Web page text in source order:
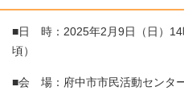
■日 時：2025年2月9日（日）14
頃）
■会 場：府中市市民活動センタ